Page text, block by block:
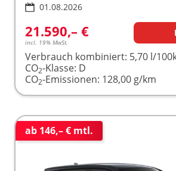
01.08.2026
21.590,– €
incl. 19% MwSt.
Verbrauch kombiniert: 5,70 l/
CO2-Klasse: D
CO2-Emissionen: 128,00 g/km
ab 146,– € mtl.